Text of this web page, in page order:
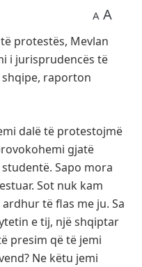
A A
protestës, Mevlan
i jurisprudencës të
raporton
dalë të protestojmë
gjatë
Sapo mora
Sot nuk kam
të flas me ju. Sa
e tij, një shqiptar
presim që të jemi
Ne këtu jemi